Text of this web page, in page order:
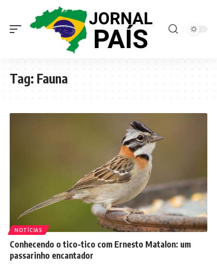
Tag: Fauna
NOTÍCIAS
Conhecendo o tico-tico com Ernesto Matalon: um
passarinho encantador